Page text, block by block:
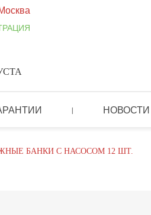
| НОВОСТИ
БАНКИ С НАСОСОМ 12 ШТ.